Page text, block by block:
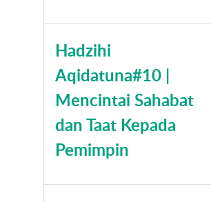
Hadzihi
Aqidatuna#10 |
Mencintai Sahabat
dan Taat Kepada
Pemimpin